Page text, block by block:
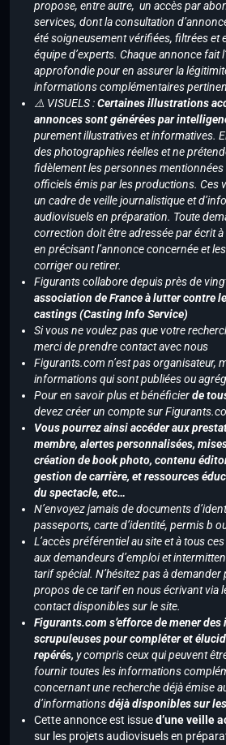
propose, entre autre, un accès par
services, dont la consultation
été soigneusement vérifiées, filtrées et
équipe d’experts. Chaque annonce fait
approfondie pour en assurer la
informations complémentaires
⚠️ VISUELS :Certaines illustrations
annonces sont générées par
purement illustratives et informatives.
des photographies réelles et ne
fidèlement les personnes
officiels émis par les productions. Ces
un cadre de veille journalistique et
audiovisuels en préparation. Toute
correction doit être adressée par écrit à
en précisant l’annonce concernée et
corriger ou retirer.
Figurants collabore depuis près de
association de France à lutter contre
castings (Casting Info Service)
Si vous ne voulez pas que votre
merci de prendre contact avec nous
Figurants.com n’est pas organisateur,
informations qui sont publiées ou
Pour en savoir plus et bénéficierde
devez créer un compte sur
Vous pourrez ainsi accéder aux
membre, alertes personnalisées,
création de book photo, contenu
gestion de carrière, et ressources
du spectacle, etc…
N’envoyez jamais de documents
passeports, carte d’identité, permis b
L’accès préférentiel au site et à tous
aux demandeurs d’emploi et
tarif spécial. N’hésitez pas à
propos de ce tarif en nous écrivant via
contact disponibles sur le site.
Figurants.com s’efforce de mener
scrupuleuses pour compléter et
repérés, y compris ceux qui peuvent
fournir toutes les informations
concernant une recherche déjà émise
d’informationsdéjà disponibles sur
Cette annonce est issued’une veille
sur les projets audiovisuels en